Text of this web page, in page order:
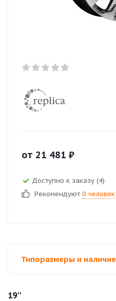
от 21 481 ₽
Доступно к заказу (4)
Рекомендуют 0 человек
Типоразмеры и наличие
19''